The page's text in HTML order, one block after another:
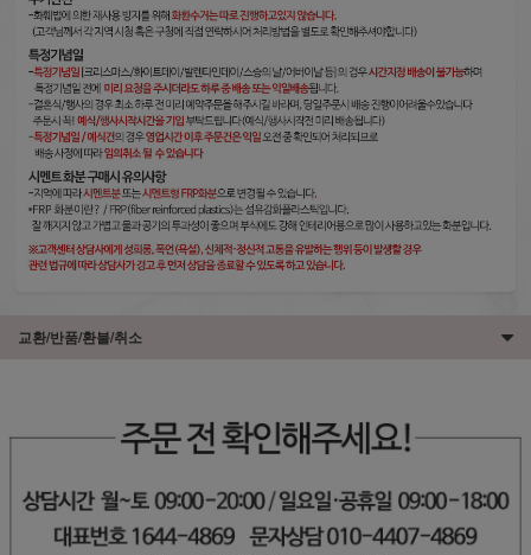
교환/반품/환불/취소